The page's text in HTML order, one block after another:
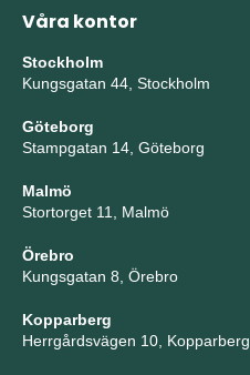
Våra kontor
Stockholm
Kungsgatan 44, Stockholm
Göteborg
Stampgatan 14, Göteborg
Malmö
Stortorget 11, Malmö
Örebro
Kungsgatan 8, Örebro
Kopparberg
Herrgårdsvägen 10, Kopparberg